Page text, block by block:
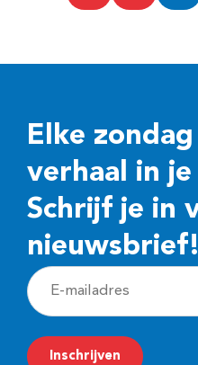
Elke
verhaal in
Schrijf je in
nieuwsbrief!
E
-
m
Inschrijven